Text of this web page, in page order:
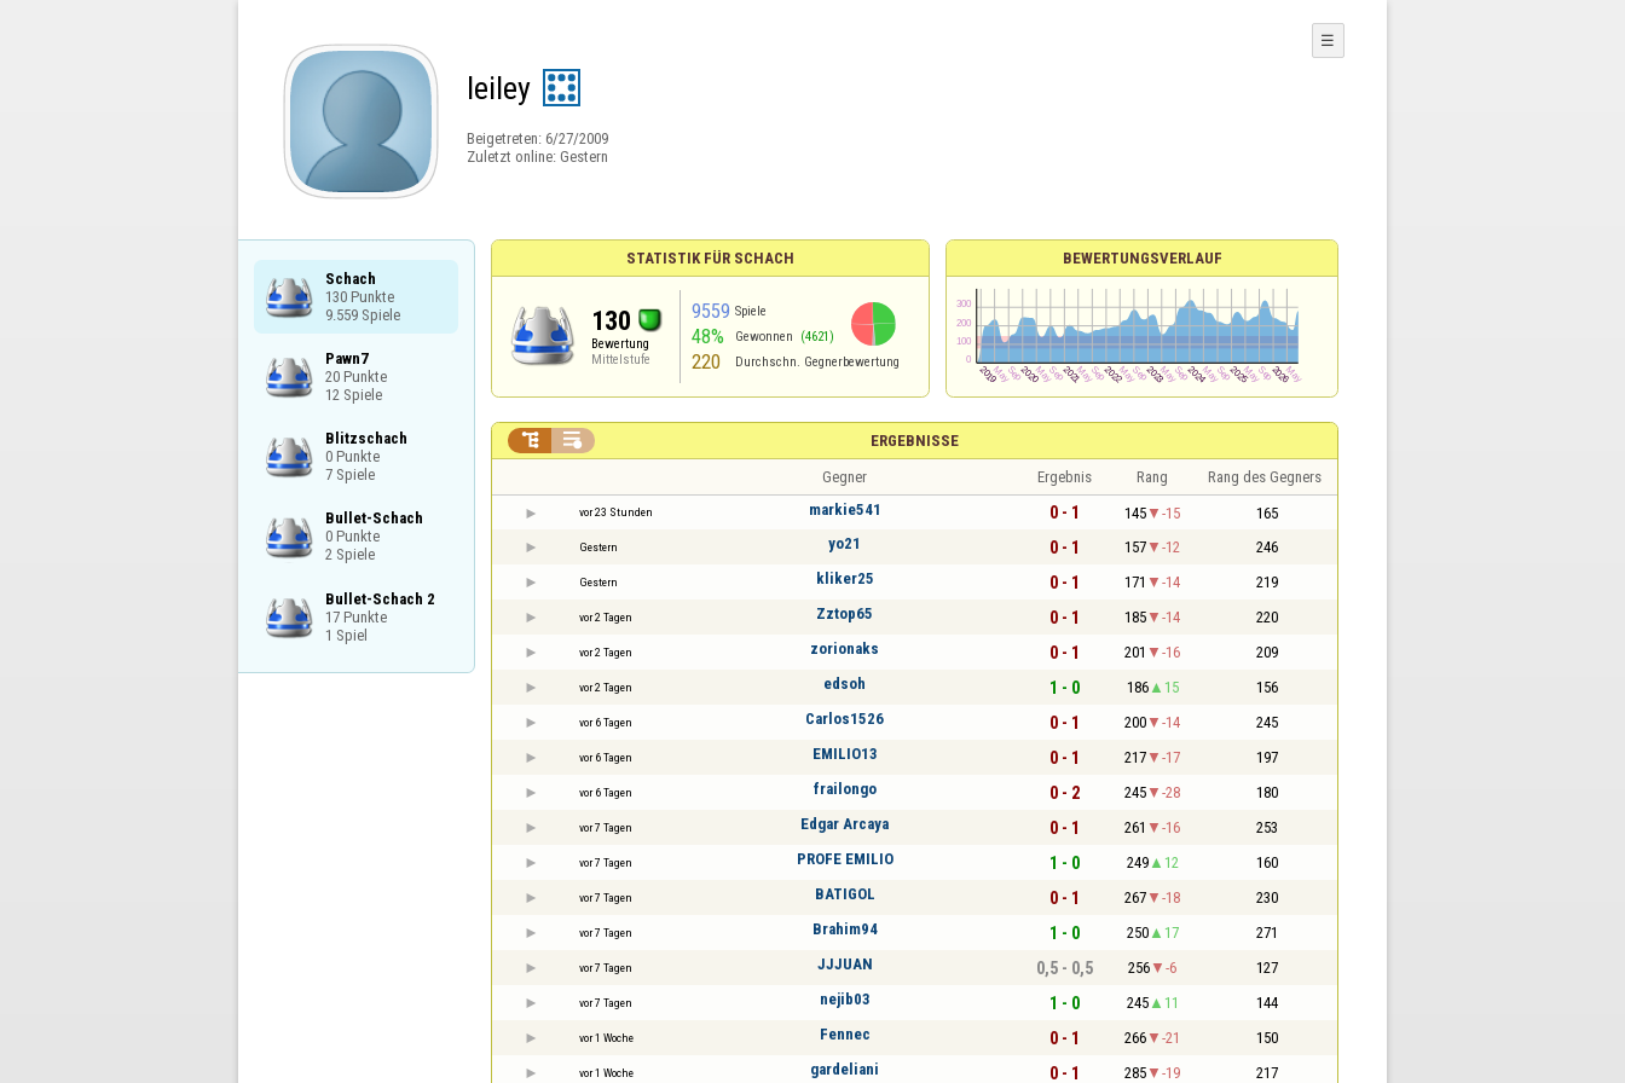
leiley
Beigetreten: 6/27/2009
Zuletzt online: Gestern
☰
Schach
130 Punkte
9.559 Spiele
Pawn7
20 Punkte
12 Spiele
Blitzschach
0 Punkte
7 Spiele
Bullet-Schach
0 Punkte
2 Spiele
Bullet-Schach 2
17 Punkte
1 Spiel
STATISTIK FÜR SCHACH
130
Bewertung
Mittelstufe
9559 Spiele
48% Gewonnen (4621)
220 Durchschn. Gegnerbewertung
BEWERTUNGSVERLAUF
ERGEBNISSE
 
Gegner Ergebnis Rang Rang des Gegners
vor 23 Stunden markie541 0 - 1 145 -15 165
Gestern yo21 0 - 1 157 -12 246
Gestern kliker25 0 - 1 171 -14 219
vor 2 Tagen Zztop65 0 - 1 185 -14 220
vor 2 Tagen zorionaks 0 - 1 201 -16 209
vor 2 Tagen edsoh 1 - 0 186 15 156
vor 6 Tagen Carlos1526 0 - 1 200 -14 245
vor 6 Tagen EMILIO13 0 - 1 217 -17 197
vor 6 Tagen frailongo 0 - 2 245 -28 180
vor 7 Tagen Edgar Arcaya 0 - 1 261 -16 253
vor 7 Tagen PROFE EMILIO 1 - 0 249 12 160
vor 7 Tagen BATIGOL 0 - 1 267 -18 230
vor 7 Tagen Brahim94 1 - 0 250 17 271
vor 7 Tagen JJJUAN 0,5 - 0,5 256 -6 127
vor 7 Tagen nejib03 1 - 0 245 11 144
vor 1 Woche Fennec 0 - 1 266 -21 150
vor 1 Woche gardeliani 0 - 1 285 -19 217